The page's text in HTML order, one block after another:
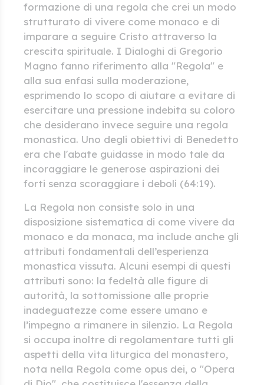
formazione di una regola che crei un modo
strutturato di vivere come monaco e di
imparare a seguire Cristo attraverso la
crescita spirituale. I Dialoghi di Gregorio
Magno fanno riferimento alla "Regola" e
alla sua enfasi sulla moderazione,
esprimendo lo scopo di aiutare a evitare di
esercitare una pressione indebita su coloro
che desiderano invece seguire una regola
monastica. Uno degli obiettivi di Benedetto
era che l'abate guidasse in modo tale da
incoraggiare le generose aspirazioni dei
forti senza scoraggiare i deboli (64:19).
La Regola non consiste solo in una
disposizione sistematica di come vivere da
monaco e da monaca, ma include anche gli
attributi fondamentali dell’esperienza
monastica vissuta. Alcuni esempi di questi
attributi sono: la fedeltà alle figure di
autorità, la sottomissione alle proprie
inadeguatezze come essere umano e
l’impegno a rimanere in silenzio. La Regola
si occupa inoltre di regolamentare tutti gli
aspetti della vita liturgica del monastero,
nota nella Regola come opus dei, o "Opera